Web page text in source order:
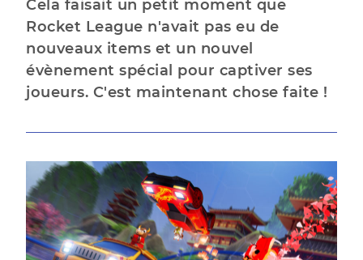
Cela faisait un petit moment que
Rocket League n'avait pas eu de
nouveaux items et un nouvel
évènement spécial pour captiver ses
joueurs. C'est maintenant chose faite !